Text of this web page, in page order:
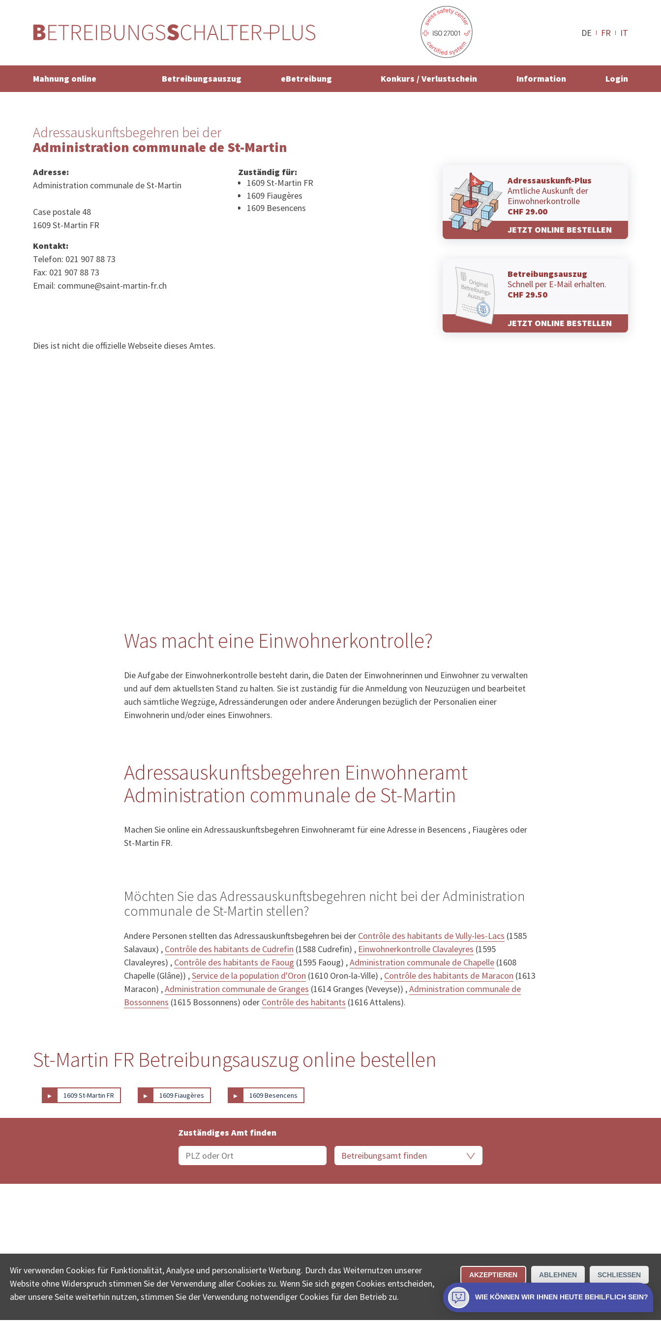
DE FR IT
Mahnung online Betreibungsauszug eBetreibung Konkurs / Verlustschein Information Login
Adressauskunftsbegehren bei der
Administration communale de St-Martin
Adresse:
Administration communale de St-Martin
Case postale 48
1609 St-Martin FR
Kontakt:
Telefon: 021 907 88 73
Fax: 021 907 88 73
Email: commune@saint-martin-fr.ch
Zuständig für:
1609 St-Martin FR
1609 Fiaugères
1609 Besencens
Adressauskunft-Plus
Amtliche Auskunft der
Einwohnerkontrolle
CHF 29.00
JETZT ONLINE BESTELLEN
Betreibungsauszug
Schnell per E-Mail erhalten.
CHF 29.50
JETZT ONLINE BESTELLEN
Dies ist nicht die offizielle Webseite dieses Amtes.
Was macht eine Einwohnerkontrolle?
Die Aufgabe der Einwohnerkontrolle besteht darin, die Daten der Einwohnerinnen und Einwohner zu verwalten
und auf dem aktuellsten Stand zu halten. Sie ist zuständig für die Anmeldung von Neuzuzügen und bearbeitet
auch sämtliche Wegzüge, Adressänderungen oder andere Änderungen bezüglich der Personalien einer
Einwohnerin und/oder eines Einwohners.
Adressauskunftsbegehren Einwohneramt
Administration communale de St-Martin
Machen Sie online ein Adressauskunftsbegehren Einwohneramt für eine Adresse in Besencens , Fiaugères oder
St-Martin FR.
Möchten Sie das Adressauskunftsbegehren nicht bei der Administration
communale de St-Martin stellen?
Andere Personen stellten das Adressauskunftsbegehren bei der Contrôle des habitants de Vully-les-Lacs (1585
Salavaux) , Contrôle des habitants de Cudrefin (1588 Cudrefin) , Einwohnerkontrolle Clavaleyres (1595
Clavaleyres) , Contrôle des habitants de Faoug (1595 Faoug) ,Administration communale de Chapelle (1608
Chapelle (Glâne)) ,Service de la population d'Oron (1610 Oron-la-Ville) , Contrôle des habitants de Maracon (1613
Maracon) ,Administration communale de Granges (1614 Granges (Veveyse)) ,Administration communale de
Bossonnens (1615 Bossonnens) oder Contrôle des habitants (1616 Attalens).
St-Martin FR Betreibungsauszug online bestellen
▸ 1609 St-Martin FR ▸ 1609 Fiaugères ▸ 1609 Besencens
Zuständiges Amt finden
Wir verwenden Cookies für Funktionalität, Analyse und personalisierte Werbung. Durch das Weiternutzen unserer
Website ohne Widerspruch stimmen Sie der Verwendung aller Cookies zu. Wenn Sie sich gegen Cookies entscheiden,
aber unsere Seite weiterhin nutzen, stimmen Sie der Verwendung notwendiger Cookies für den Betrieb zu.
AKZEPTIEREN ABLEHNEN SCHLIESSEN
WIE KÖNNEN WIR IHNEN HEUTE BEHILFLICH SEIN?
© COLLECTA AG
www.betreibungsschalter-plus.ch ist eine Dienstleistungsplattform der Collecta AG.